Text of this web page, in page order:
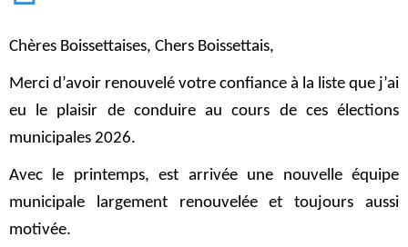
Chères Boissettaises, Chers Boissettais,
Merci d’avoir renouvelé votre confiance à la liste que j’ai
eu le plaisir de conduire au cours de ces élections
municipales 2026.
Avec le printemps, est arrivée une nouvelle équipe
municipale largement renouvelée et toujours aussi
motivée.